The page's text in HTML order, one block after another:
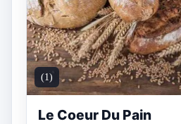
(1)
Le Coeur Du Pain